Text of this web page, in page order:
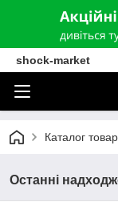
shock-market
Каталог
Останні